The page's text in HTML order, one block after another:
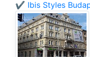
✔️ Ibis Styles